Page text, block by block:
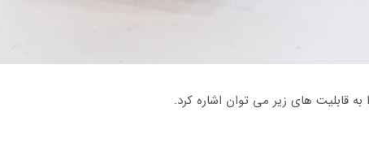
قابلیت های زیر می توان اشاره کرد.